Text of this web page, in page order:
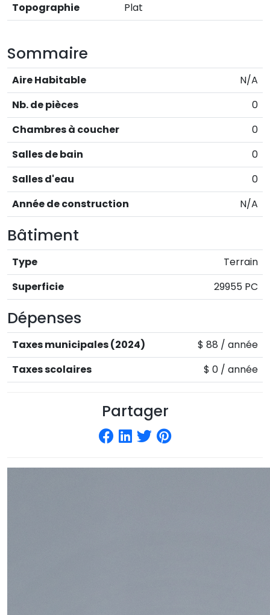
Topographie
Plat
Sommaire
Aire Habitable
N/A
Nb. de pièces
0
Chambres à coucher
0
Salles de bain
0
Salles d'eau
0
Année de construction
N/A
Bâtiment
Type
Terrain
Superficie
29955 PC
Dépenses
Taxes municipales (2024)
$ 88 / année
Taxes scolaires
$ 0 / année
Partager